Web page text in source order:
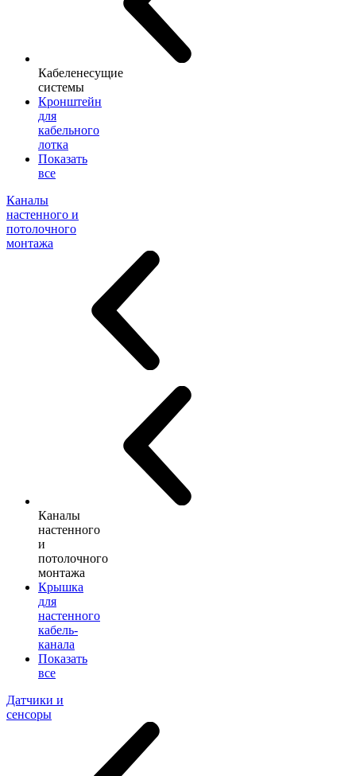
Кабеленесущие
системы
Кронштейн
для
кабельного
лотка
Показать
все
Каналы
настенного и
потолочного
монтажа
Каналы
настенного
и
потолочного
монтажа
Крышка
для
настенного
кабель-
канала
Показать
все
Датчики и
сенсоры